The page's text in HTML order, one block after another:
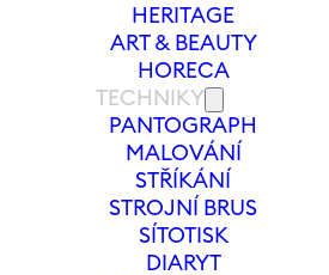
HERITAGE
ART & BEAUTY
HORECA
TECHNIKY
PANTOGRAPH
MALOVÁNÍ
STŘÍKÁNÍ
STROJNÍ BRUS
SÍTOTISK
DIARYT